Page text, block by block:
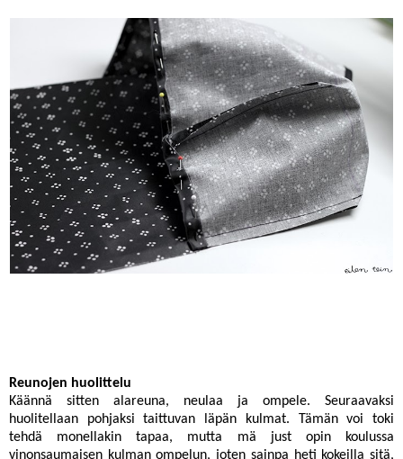
Reunojen huolittelu
Käännä sitten alareuna, neulaa ja ompele. Seuraavaksi
huolitellaan pohjaksi taittuvan läpän kulmat. Tämän voi toki
tehdä monellakin tapaa, mutta mä just opin koulussa
vinonsaumaisen kulman ompelun, joten sainpa heti kokeilla sitä,